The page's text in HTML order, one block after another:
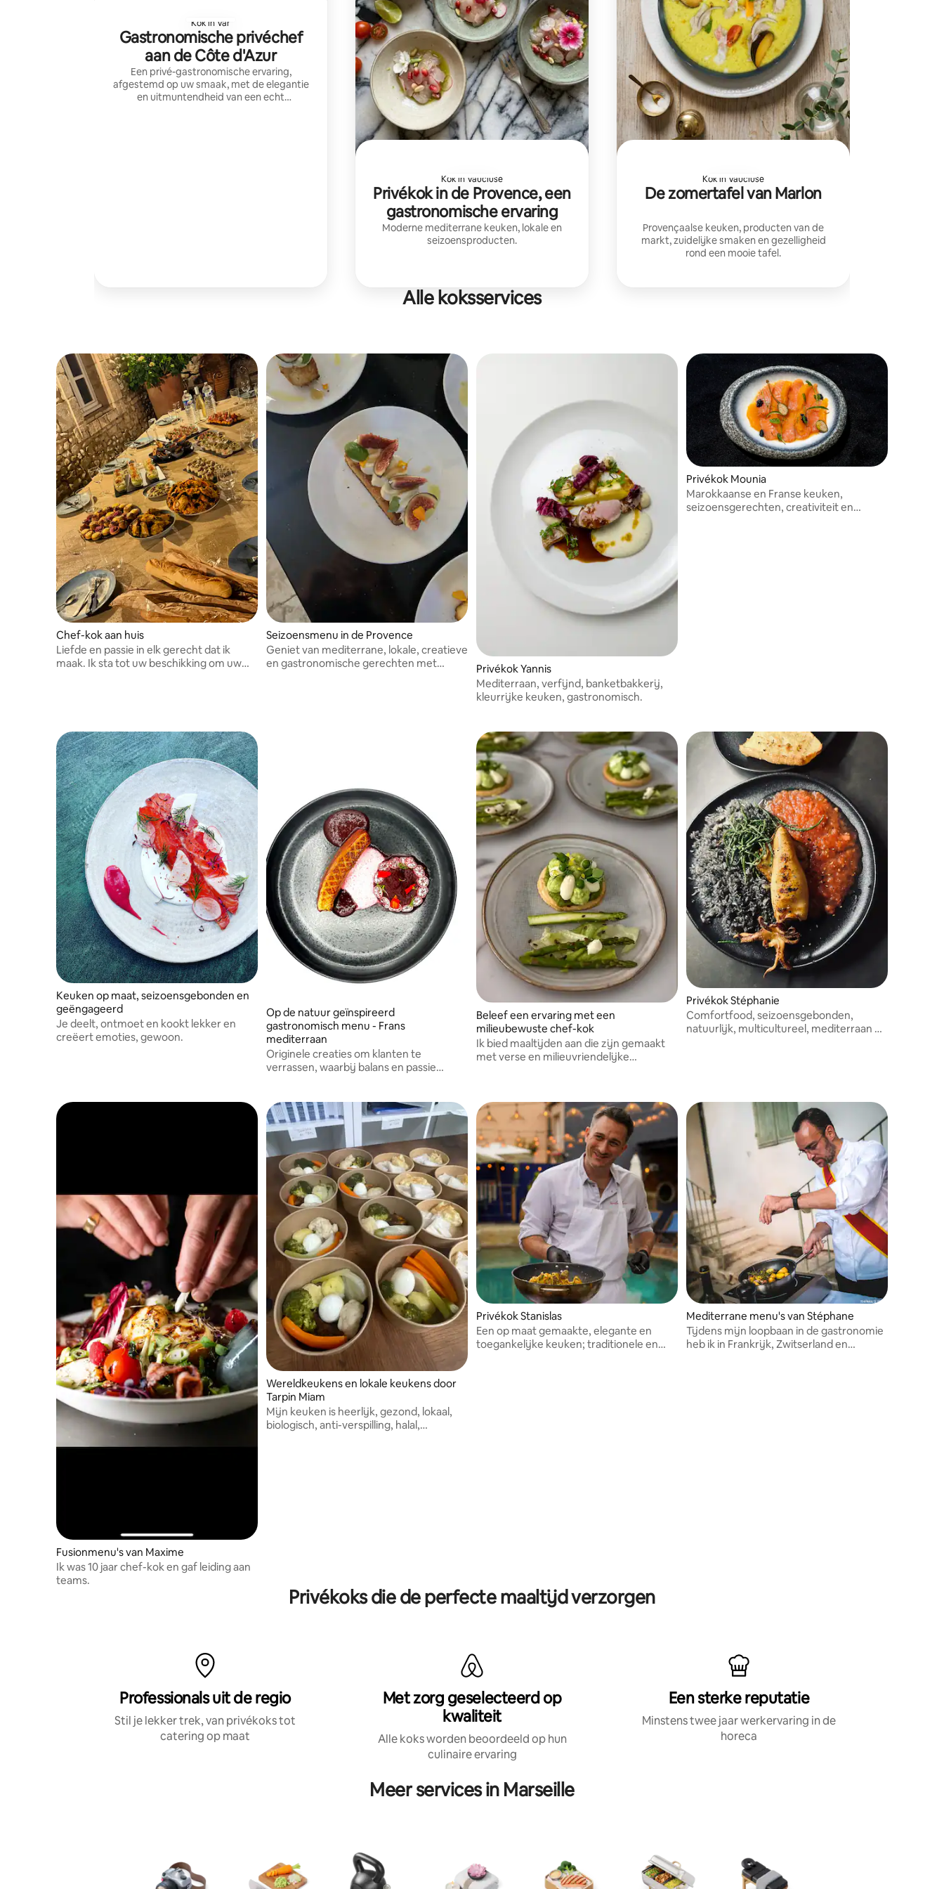
Kok in Var
Gastronomische privéchef
aan de Côte d'Azur
Een privé-gastronomische ervaring,
afgestemd op uw smaak, met de elegantie
en uitmuntendheid van een echt
Kok in Vaucluse
Privékok in de Provence, een
gastronomische ervaring
Moderne mediterrane keuken, lokale en
seizoensproducten.
Kok in Vaucluse
De zomertafel van Marlon
Provençaalse keuken, producten van de
markt, zuidelijke smaken en gezelligheid
rond een mooie tafel.
Alle koksservices
Chef-kok aan huis
Liefde en passie in elk gerecht dat ik
maak. Ik sta tot uw beschikking om uw
Seizoensmenu in de Provence
Geniet van mediterrane, lokale, creatieve
en gastronomische gerechten met
Privékok Yannis
Mediterraan, verfijnd, banketbakkerij,
kleurrijke keuken, gastronomisch.
Privékok Mounia
Marokkaanse en Franse keuken,
seizoensgerechten, creativiteit en
Keuken op maat, seizoensgebonden en
geëngageerd
Je deelt, ontmoet en kookt lekker en
creëert emoties, gewoon.
Op de natuur geïnspireerd
gastronomisch menu - Frans
mediterraan
Originele creaties om klanten te
verrassen, waarbij balans en passie
Beleef een ervaring met een
milieubewuste chef-kok
Ik bied maaltijden aan die zijn gemaakt
met verse en milieuvriendelijke
Privékok Stéphanie
Comfortfood, seizoensgebonden,
natuurlijk, multicultureel, mediterraan en
Fusionmenu's van Maxime
Ik was 10 jaar chef-kok en gaf leiding aan
teams.
Wereldkeukens en lokale keukens door
Tarpin Miam
Mijn keuken is heerlijk, gezond, lokaal,
biologisch, anti-verspilling, halal,
Privékok Stanislas
Een op maat gemaakte, elegante en
toegankelijke keuken; traditionele en
Mediterrane menu's van Stéphane
Tijdens mijn loopbaan in de gastronomie
heb ik in Frankrijk, Zwitserland en
Privékoks die de perfecte maaltijd verzorgen
Professionals uit de regio
Stil je lekker trek, van privékoks tot
catering op maat
Met zorg geselecteerd op
kwaliteit
Alle koks worden beoordeeld op hun
culinaire ervaring
Een sterke reputatie
Minstens twee jaar werkervaring in de
horeca
Meer services in Marseille